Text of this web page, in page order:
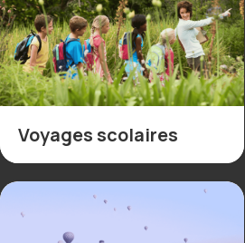
Voyages scolaires